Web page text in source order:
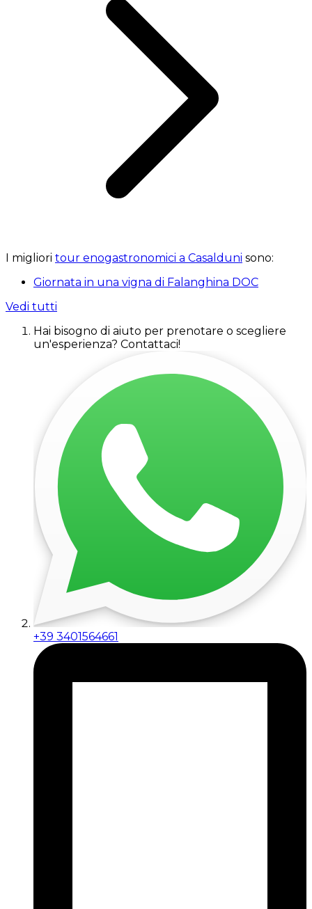
I migliori tour enogastronomici a Casalduni sono:
Giornata in una vigna di Falanghina DOC
Vedi tutti
Hai bisogno di aiuto per prenotare o scegliere
un'esperienza? Contattaci!
+39 3401564661